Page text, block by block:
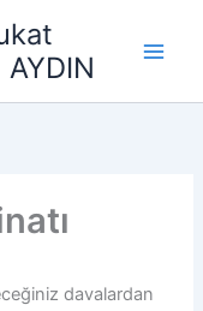
davalardan